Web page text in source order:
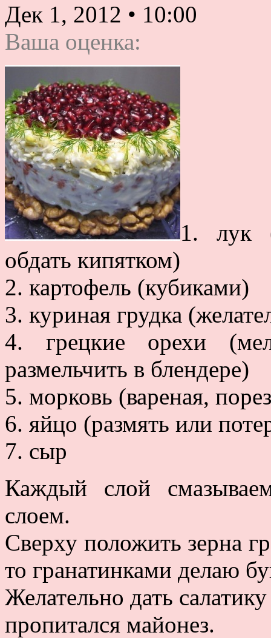
Дек 1, 2012 • 10:00
Ваша оценка:
1. лук
обдать кипятком)
2. картофель (кубиками)
3. куриная грудка
4. грецкие орехи
размельчить в блендере)
5. морковь (вареная,
6. яйцо (размять или
7. сыр
Каждый слой
слоем.
Сверху положить зерна
то гранатинками делаю
Желательно дать
пропитался майонез.